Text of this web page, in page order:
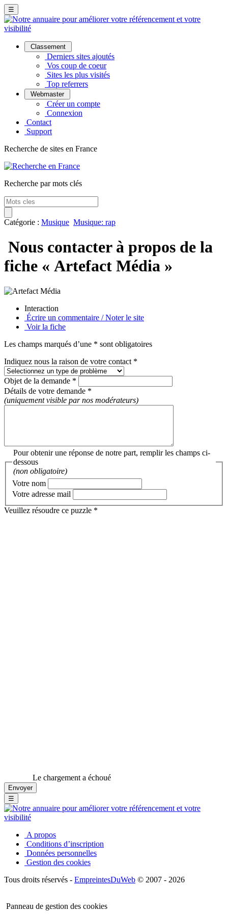
☰
Classement
Derniers sites ajoutés
Vos coup de coeur
Sites les plus visités
Top referrers
Webmaster
Créer un compte
Connexion
Contact
Support
Recherche de sites en France
Recherche par mots clés
Catégorie : Musique Musique: rap
Nous contacter à propos de la
fiche « Artefact Média »
Interaction
Écrire un commentaire / Noter le site
Voir la fiche
Les champs marqués d’une * sont obligatoires
Indiquez nous la raison de votre contact *
Objet de la demande *
Détails de votre demande *
(uniquement visible par nos modérateurs)
Pour obtenir une réponse de notre part, remplir les champs ci-
dessous
(non obligatoire)
Votre nom
Votre adresse mail
Veuillez résoudre ce puzzle *
Le chargement a échoué
☰
A propos
Conditions d’inscription
Données personnelles
Gestion des cookies
Tous droits réservés - EmpreintesDuWeb © 2007 - 2026
Panneau de gestion des cookies